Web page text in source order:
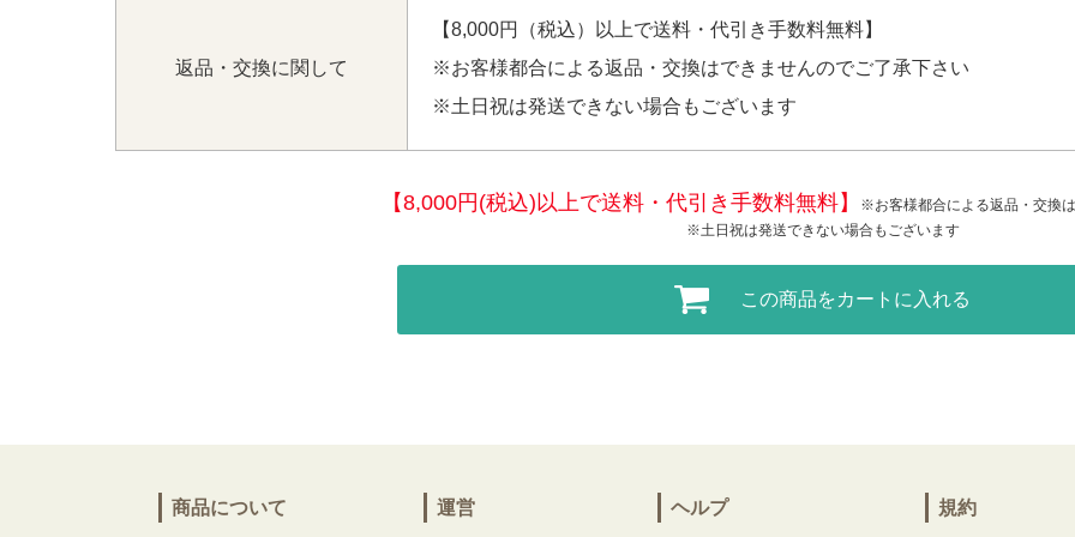
返品・交換に関して
【8,000円（税込）以上で送料・代引き手数料無料】
※お客様都合による返品・交換はできませんのでご了承下さい
※土日祝は発送できない場合もございます
【8,000円(税込)以上で送料・代引き手数料無料】
※お客様都合による返品・交換
※土日祝は発送できない場合もございます
この商品をカートに入れる
商品について 運営 ヘルプ 規約